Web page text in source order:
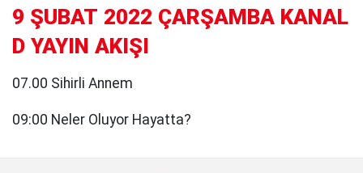
9 ŞUBAT 2022 ÇARŞAMBA KANAL
D YAYIN AKIŞI
07.00 Sihirli Annem
09:00 Neler Oluyor Hayatta?